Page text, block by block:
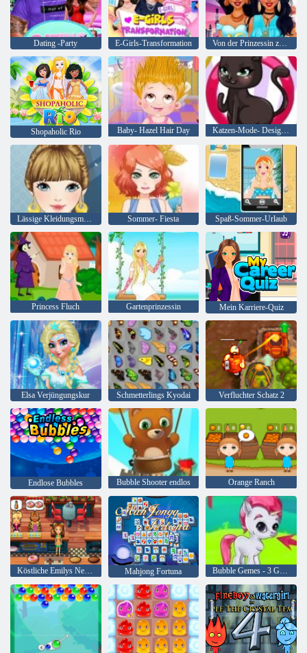
Dating -Party E-Girls-Transformation Von der Prinzessin zum Influencer
Shopaholic Rio Baby- Hazel Hair Day Katzen-Mode- Designer
Lässige Kleidungsmode Sommer- Fiesta Spaß-Sommer-Urlaub
Princess Fluch Gartenprinzessin Mein Karriere-Quiz
Elsa Verjüngungskur Schmetterlings Kyodai Verfluchter Schatz 2
Endlose Bubbles Bubble Shooter endlos Orange Ranch
Köstliche Emilys New Beginning Mahjong Fortuna Bubble Gemes - 3 Gewinnt